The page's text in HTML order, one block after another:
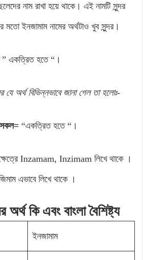
নাম রাখা হয়ে থাকে। এই নামটি সুন্দর
মতো ইনজামাম নামের অর্থটাও খুব সুন্দর।
” একত্রিত হতে “।
যেঅর্থবিভিন্নভাবে জানা গেলতা হলোঃ-
সকল= “একত্রিত হতে “।
ক্ষেত্রে Inzamam, Inzimam লিখে থাকে ।
এভাবে লিখে থাকে ।
অর্থ কি এবং বাংলা বৈশিষ্ট্য
ইনজামাম